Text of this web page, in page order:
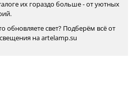
их гораздо больше - от уютных
обновляете свет? Подберём всё от
на artelamp.su